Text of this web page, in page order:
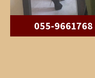
055-9661768